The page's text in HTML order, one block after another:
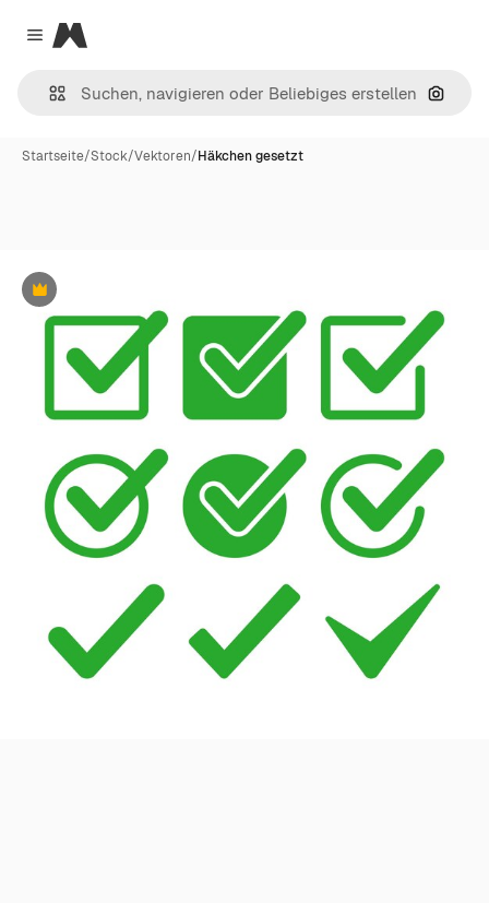
Close menu
Magnific
Nach
Startseite/Stock/Vektoren/Häkchen gesetzt
Premium